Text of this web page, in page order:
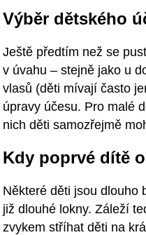
Výběr dětského
Ještě předtím než se
v úvahu – stejně jako u
vlasů (děti mívají často
úpravy účesu. Pro malé
nich děti samozřejmě
Kdy poprvé dítě
Některé děti jsou dlouho
již dlouhé lokny. Záleží
zvykem stříhat děti na